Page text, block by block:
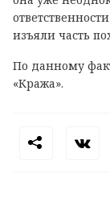
изъяли часть
По данному
«Кража».